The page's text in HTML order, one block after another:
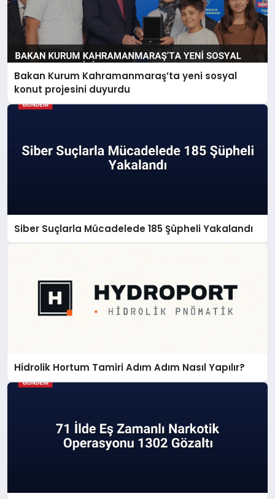
Bakan Kurum Kahramanmaraş’ta yeni sosyal
konut projesini duyurdu
Siber Suçlarla Mücadelede 185 Şüpheli Yakalandı
Hidrolik Hortum Tamiri Adım Adım Nasıl Yapılır?